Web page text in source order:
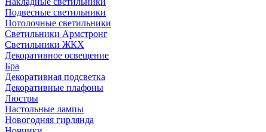
Подвесные светильники
Потолочные светильники
Светильники Армстронг
Светильники ЖКХ
Декоративное освещение
Бра
Декоративная подсветка
Декоративные плафоны
Люстры
Настольные лампы
Новогодняя гирлянда